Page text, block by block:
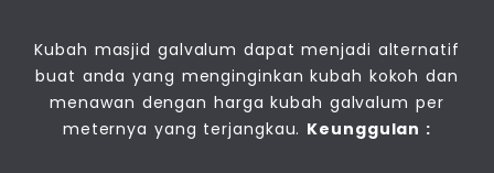
Kubah masjid galvalum dapat menjadi alternatif
buat anda yang menginginkan kubah kokoh dan
menawan dengan harga kubah galvalum per
meternya yang terjangkau. Keunggulan :